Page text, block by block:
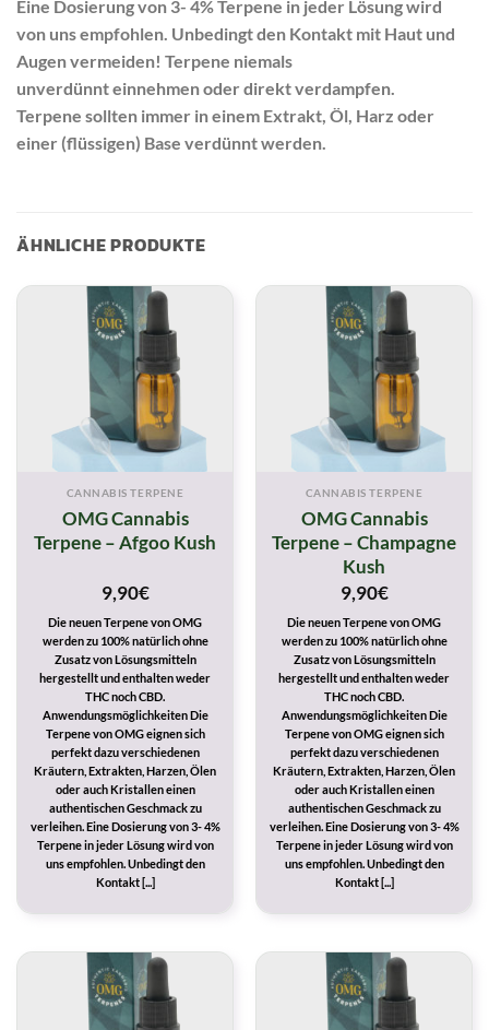
Eine Dosierung von 3- 4% Terpene in jeder Lösung wird
von uns empfohlen. Unbedingt den Kontakt mit Haut und
Augen vermeiden! Terpene niemals
unverdünnt einnehmen oder direkt verdampfen.
Terpene sollten immer in einem Extrakt, Öl, Harz oder
einer (flüssigen) Base verdünnt werden.
ÄHNLICHE PRODUKTE
CANNABIS TERPENE
OMG Cannabis
Terpene – Afgoo Kush
9,90€
Die neuen Terpene von OMG
werden zu 100% natürlich ohne
Zusatz von Lösungsmitteln
hergestellt und enthalten weder
THC noch CBD.
Anwendungsmöglichkeiten Die
Terpene von OMG eignen sich
perfekt dazu verschiedenen
Kräutern, Extrakten, Harzen, Ölen
oder auch Kristallen einen
authentischen Geschmack zu
verleihen. Eine Dosierung von 3- 4%
Terpene in jeder Lösung wird von
uns empfohlen. Unbedingt den
Kontakt [...]
CANNABIS TERPENE
OMG Cannabis
Terpene – Champagne
Kush
9,90€
Die neuen Terpene von OMG
werden zu 100% natürlich ohne
Zusatz von Lösungsmitteln
hergestellt und enthalten weder
THC noch CBD.
Anwendungsmöglichkeiten Die
Terpene von OMG eignen sich
perfekt dazu verschiedenen
Kräutern, Extrakten, Harzen, Ölen
oder auch Kristallen einen
authentischen Geschmack zu
verleihen. Eine Dosierung von 3- 4%
Terpene in jeder Lösung wird von
uns empfohlen. Unbedingt den
Kontakt [...]